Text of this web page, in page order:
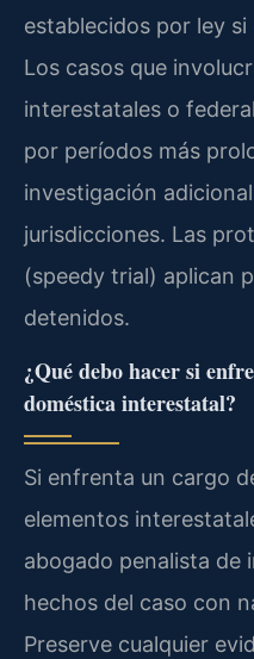
establecidos por ley
Los casos que
interestatales o
por períodos más
investigación
jurisdicciones. Las
(speedy trial) aplican
detenidos.
¿Qué debo hacer si
doméstica interestatal?
Si enfrenta un cargo
elementos
abogado penalista de
hechos del caso con
Preserve cualquier